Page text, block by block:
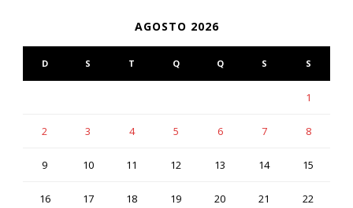
AGOSTO 2026
D S T Q Q S S
1
2 3 4 5 6 7 8
9 10 11 12 13 14 15
16 17 18 19 20 21 22